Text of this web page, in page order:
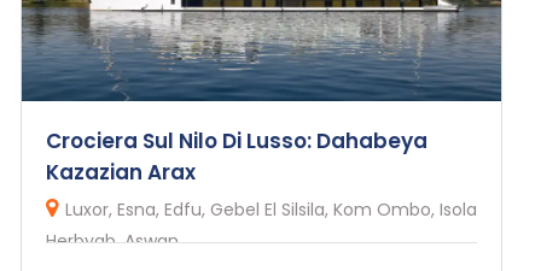
Crociera Sul Nilo Di Lusso: Dahabeya
Kazazian Arax
Luxor, Esna, Edfu, Gebel El Silsila, Kom Ombo, Isola
Herbyab, Aswan